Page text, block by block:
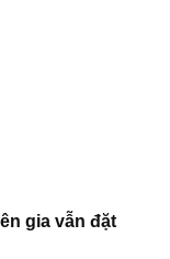
gia vẫn đặt